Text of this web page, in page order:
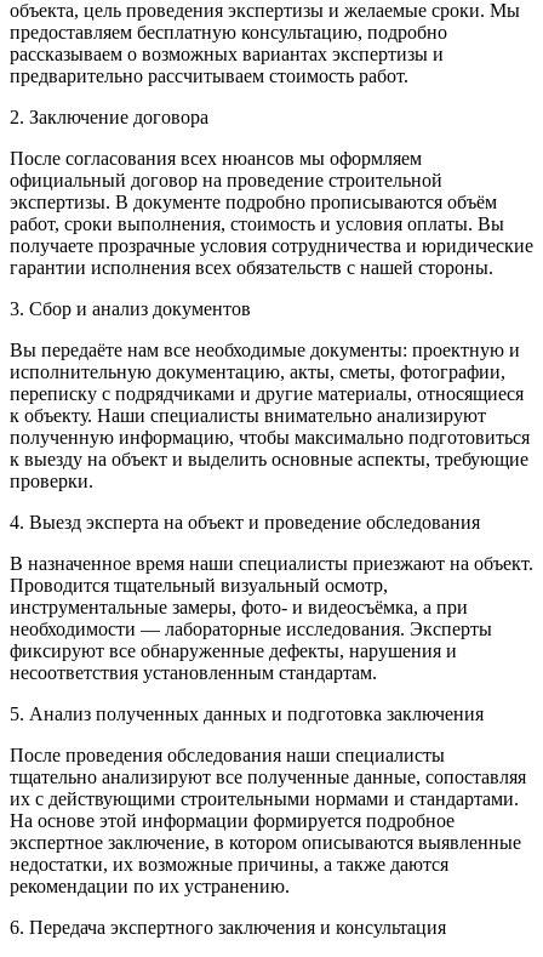
объекта, цель проведения экспертизы и желаемые сроки. Мы
предоставляем бесплатную консультацию, подробно
рассказываем о возможных вариантах экспертизы и
предварительно рассчитываем стоимость работ.
2. Заключение договора
После согласования всех нюансов мы оформляем
официальный договор на проведение строительной
экспертизы. В документе подробно прописываются объём
работ, сроки выполнения, стоимость и условия оплаты. Вы
получаете прозрачные условия сотрудничества и юридические
гарантии исполнения всех обязательств с нашей стороны.
3. Сбор и анализ документов
Вы передаёте нам все необходимые документы: проектную и
исполнительную документацию, акты, сметы, фотографии,
переписку с подрядчиками и другие материалы, относящиеся
к объекту. Наши специалисты внимательно анализируют
полученную информацию, чтобы максимально подготовиться
к выезду на объект и выделить основные аспекты, требующие
проверки.
4. Выезд эксперта на объект и проведение обследования
В назначенное время наши специалисты приезжают на объект.
Проводится тщательный визуальный осмотр,
инструментальные замеры, фото- и видеосъёмка, а при
необходимости — лабораторные исследования. Эксперты
фиксируют все обнаруженные дефекты, нарушения и
несоответствия установленным стандартам.
5. Анализ полученных данных и подготовка заключения
После проведения обследования наши специалисты
тщательно анализируют все полученные данные, сопоставляя
их с действующими строительными нормами и стандартами.
На основе этой информации формируется подробное
экспертное заключение, в котором описываются выявленные
недостатки, их возможные причины, а также даются
рекомендации по их устранению.
6. Передача экспертного заключения и консультация